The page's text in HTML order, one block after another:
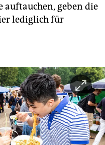
geben die
lediglich für